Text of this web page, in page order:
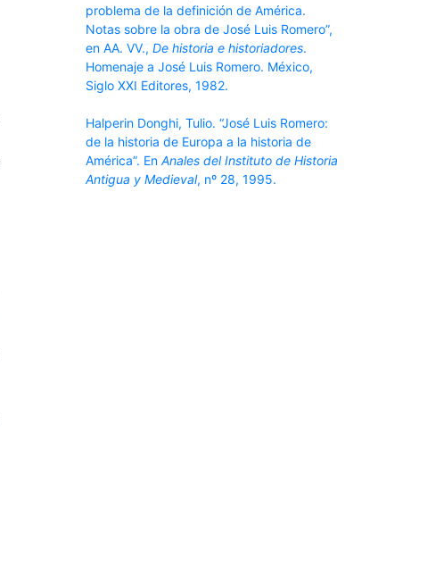
problema de la definición de América.
Notas sobre la obra de José Luis Romero”,
en AA. VV., De historia e historiadores.
Homenaje a José Luis Romero. México,
Siglo XXI Editores, 1982.
Halperin Donghi, Tulio. “José Luis Romero:
de la historia de Europa a la historia de
América”. En Anales del Instituto de Historia
Antigua y Medieval, nº 28, 1995.